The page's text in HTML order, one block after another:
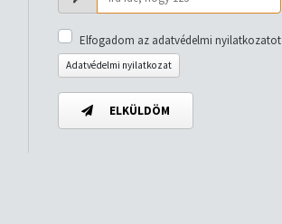
Elfogadom az adatvédelmi nyilatkozatot
Adatvédelmi nyilatkozat
ELKÜLDÖM